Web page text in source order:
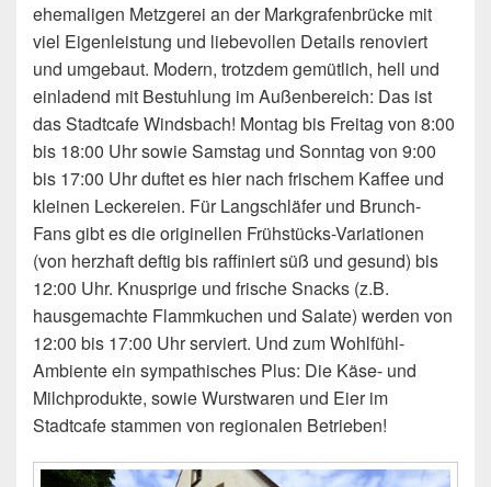
ehemaligen Metzgerei an derMarkgrafenbrücke mit
viel Eigenleistung und liebevollen Details renoviert
und umgebaut. Modern, trotzdem gemütlich, hell und
einladend mit Bestuhlung im Außenbereich: Das ist
das Stadtcafe Windsbach! Montag bis Freitag von 8:00
bis 18:00 Uhr sowie Samstag und Sonntag von 9:00
bis 17:00 Uhr duftet es hier nach frischem Kaffee und
kleinen Leckereien. Für Langschläfer und Brunch-
Fans gibt es die originellen Frühstücks-Variationen
(von herzhaft deftig bis raffiniert süß und gesund) bis
12:00 Uhr. Knusprige und frische Snacks (z.B.
hausgemachte Flammkuchen und Salate) werden von
12:00 bis 17:00 Uhr serviert. Und zum Wohlfühl-
Ambiente ein sympathisches Plus: Die Käse- und
Milchprodukte, sowie Wurstwaren und Eier im
Stadtcafe stammen von regionalen Betrieben!